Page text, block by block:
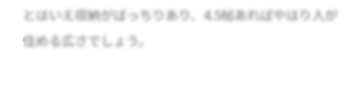
とはいえ収納がばっちりあり、4.5帖あればやはり人が
住める広さでしょう。